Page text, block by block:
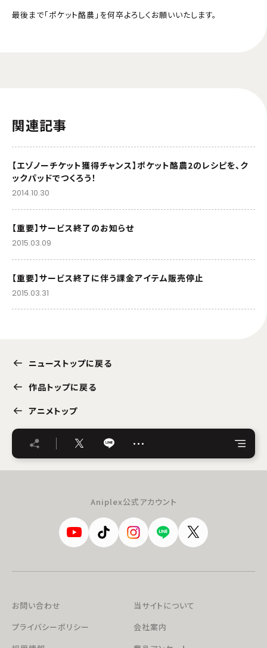
最後まで「ポケット酪農」を何卒よろしくお願いいたします。
関連記事
【エゾノーチケット獲得チャンス】ポケット酪農2のレシピを、ク
ックパッドでつくろう！
2014.10.30
【重要】サービス終了のお知らせ
2015.03.09
【重要】サービス終了に伴う課金アイテム販売停止
2015.03.31
ニューストップに戻る
作品トップに戻る
アニメトップ
…
Aniplex公式アカウント
お問い合わせ
当サイトについて
プライバシーポリシー
会社案内